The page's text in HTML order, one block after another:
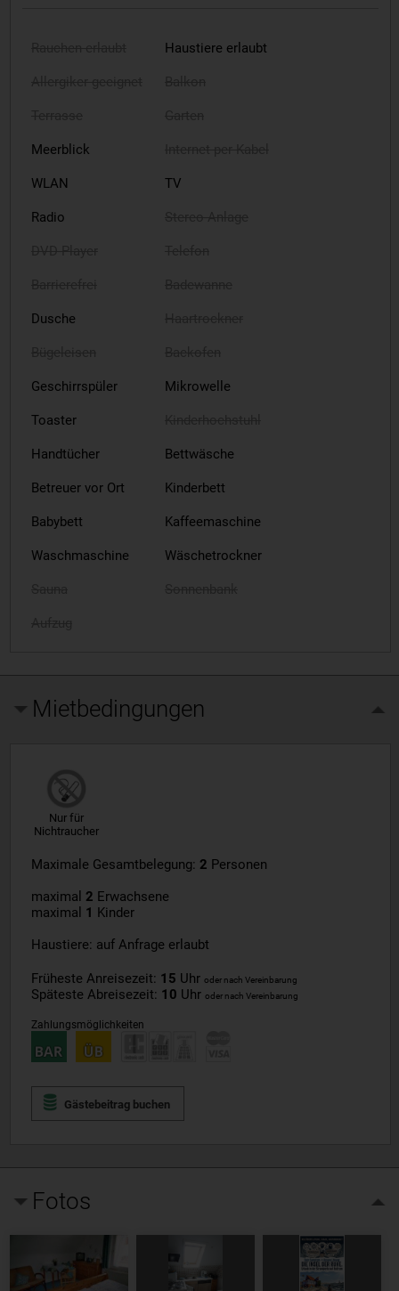
Haustiere erlaubt
Meerblick
WLAN TV
Radio
Dusche
Geschirrspüler Mikrowelle
Toaster
Handtücher Bettwäsche
Betreuer vor Ort Kinderbett
Babybett Kaffeemaschine
Waschmaschine Wäschetrockner
Mietbedingungen
Nur für
Nichtraucher
Maximale Gesamtbelegung: 2 Personen
maximal 2 Erwachsene
maximal 1 Kinder
Haustiere: auf Anfrage erlaubt
Früheste Anreisezeit: 15 Uhr oder nach Vereinbarung
Späteste Abreisezeit: 10 Uhr oder nach Vereinbarung
Zahlungsmöglichkeiten
Gästebeitrag buchen
Fotos